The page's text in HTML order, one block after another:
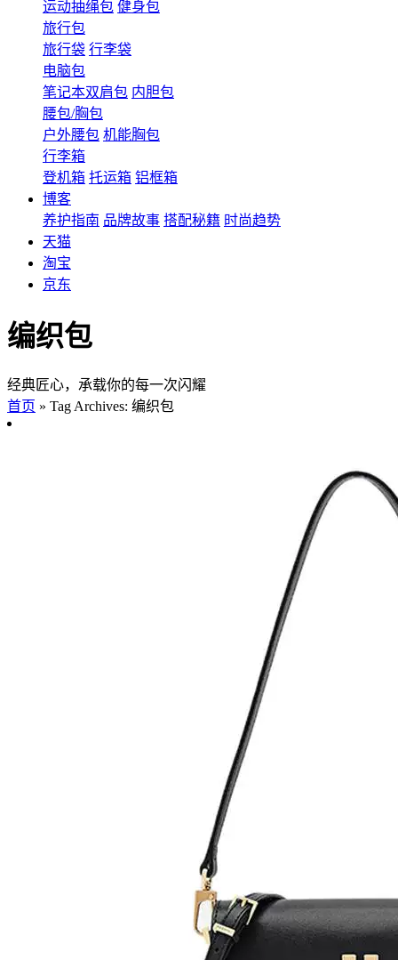
运动抽绳包 健身包
旅行包
旅行袋 行李袋
电脑包
笔记本双肩包 内胆包
腰包/胸包
户外腰包 机能胸包
行李箱
登机箱 托运箱 铝框箱
博客
养护指南 品牌故事 搭配秘籍 时尚趋势
天猫
淘宝
京东
编织包
经典匠心，承载你的每一次闪耀
首页 » Tag Archives: 编织包